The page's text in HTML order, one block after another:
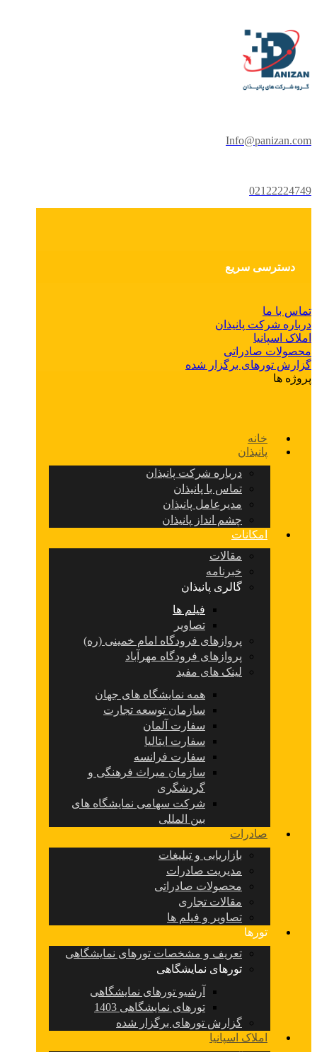
Info@panizan.com
02122224749
دسترسی سریع
تماس با ما
درباره شرکت پانیذان
املاک اسپانیا
محصولات صادراتی
گزارش تورهای برگزار شده
پروژه ها
خانه
پانیذان
درباره شرکت پانیذان
تماس با پانیذان
مدیرعامل پانیذان
چشم انداز پانیذان
امکانات
مقالات
خبرنامه
گالری پانیذان
فیلم ها
تصاویر
پروازهای فرودگاه امام خمینی (ره)
پروازهای فرودگاه مهرآباد
لینک های مفید
همه نمایشگاه های جهان
سازمان توسعه تجارت
سفارت آلمان
سفارت ایتالیا
سفارت فرانسه
سازمان میراث فرهنگی و
گردشگری
شرکت سهامی نمایشگاه های
بین المللی
صادرات
بازاریابی و تبلیغات
مدیریت صادرات
محصولات صادراتی
مقالات تجاری
تصاویر و فیلم ها
تورها
تعریف و مشخصات تورهای نمایشگاهی
تورهای نمایشگاهی
آرشیو تورهای نمایشگاهی
تورهای نمایشگاهی 1403
گزارش تورهای برگزار شده
املاک اسپانیا